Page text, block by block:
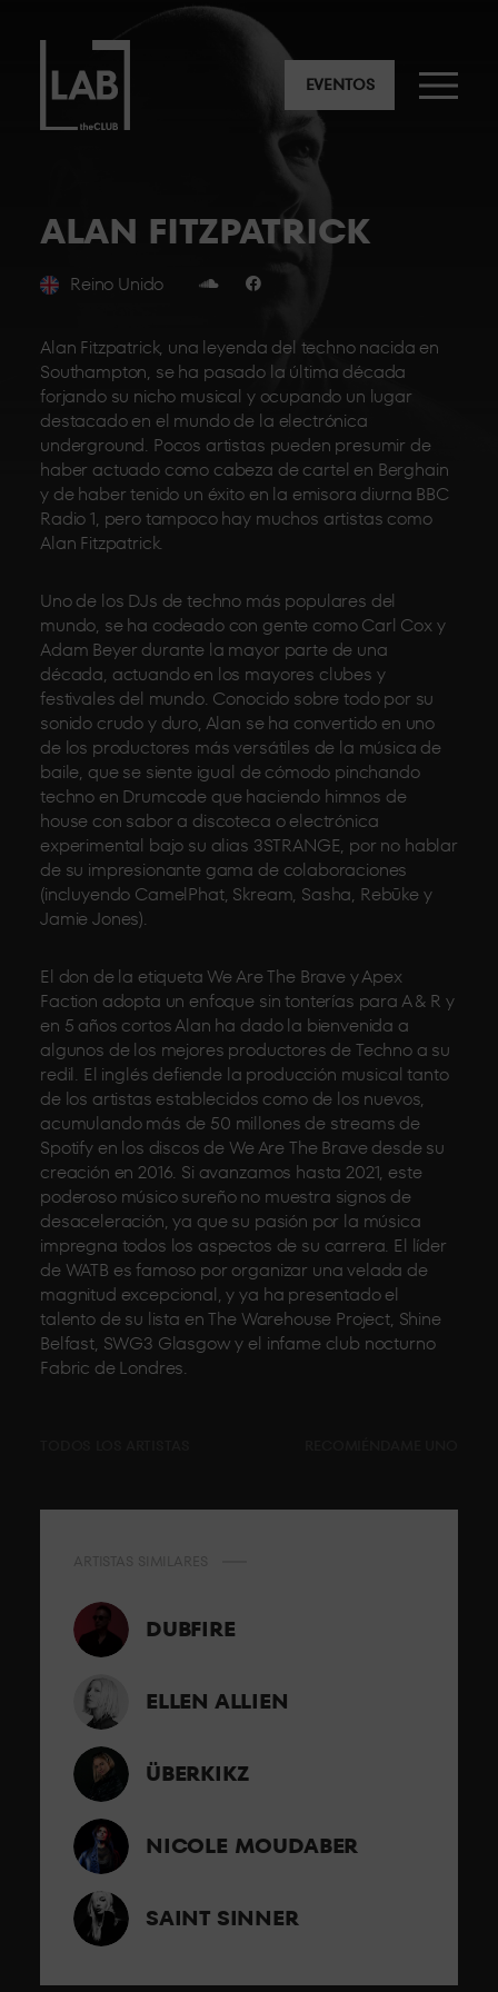
EVENTOS
ALAN FITZPATRICK
Reino Unido
Alan Fitzpatrick, una leyenda del techno nacida en
Southampton, se ha pasado la última década
forjando su nicho musical y ocupando un lugar
destacado en el mundo de la electrónica
underground. Pocos artistas pueden presumir de
haber actuado como cabeza de cartel en Berghain
y de haber tenido un éxito en la emisora diurna BBC
Radio 1, pero tampoco hay muchos artistas como
Alan Fitzpatrick.
Uno de los DJs de techno más populares del
mundo, se ha codeado con gente como Carl Cox y
Adam Beyer durante la mayor parte de una
década, actuando en los mayores clubes y
festivales del mundo. Conocido sobre todo por su
sonido crudo y duro, Alan se ha convertido en uno
de los productores más versátiles de la música de
baile, que se siente igual de cómodo pinchando
techno en Drumcode que haciendo himnos de
house con sabor a discoteca o electrónica
experimental bajo su alias 3STRANGE, por no hablar
de su impresionante gama de colaboraciones
(incluyendo CamelPhat, Skream, Sasha, Rebūke y
Jamie Jones).
El don de la etiqueta We Are The Brave y Apex
Faction adopta un enfoque sin tonterías para A & R y
en 5 años cortos Alan ha dado la bienvenida a
algunos de los mejores productores de Techno a su
redil. El inglés defiende la producción musical tanto
de los artistas establecidos como de los nuevos,
acumulando más de 50 millones de streams de
Spotify en los discos de We Are The Brave desde su
creación en 2016. Si avanzamos hasta 2021, este
poderoso músico sureño no muestra signos de
desaceleración, ya que su pasión por la música
impregna todos los aspectos de su carrera. El líder
de WATB es famoso por organizar una velada de
magnitud excepcional, y ya ha presentado el
talento de su lista en The Warehouse Project, Shine
Belfast, SWG3 Glasgow y el infame club nocturno
Fabric de Londres.
DUBFIRE
ELLEN ALLIEN
ÜBERKIKZ
NICOLE MOUDABER
SAINT SINNER